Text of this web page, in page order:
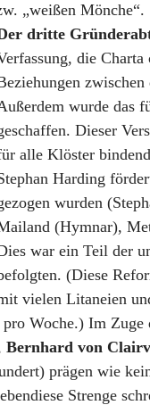
„weißen Mönche“.
dritte
die
wurde das
Dieser
alle Klöster
Harding
wurden
(Hymnar),
war ein Teil der
(Diese
vielen Litaneien
Woche.) Im
Bernhard von
prägen wie
Strenge